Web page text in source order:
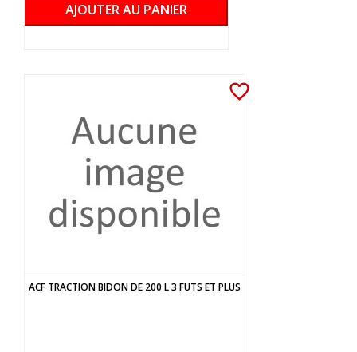
AJOUTER AU PANIER
favorite_border
ACF TRACTION BIDON DE 200 L 3 FUTS ET PLUS